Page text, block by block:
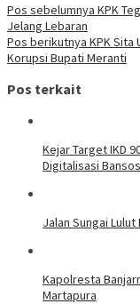
Navigasi
pos
Pos sebelumnya KPK
Jelang Lebaran
Pos berikutnya KPK Sita
Korupsi Bupati Meranti
Pos terkait
Kejar Target IKD
Digitalisasi Bansos
Jalan Sungai
Kapolresta
Martapura